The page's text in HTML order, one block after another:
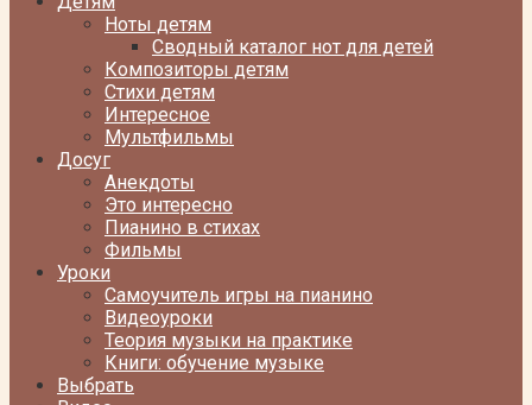
Ноты детям
Сводный каталог нот для детей
Композиторы детям
Стихи детям
Интересное
Мультфильмы
Досуг
Анекдоты
Это интересно
Пианино в стихах
Фильмы
Уроки
Самоучитель игры на пианино
Видеоуроки
Теория музыки на практике
Книги: обучение музыке
Выбрать